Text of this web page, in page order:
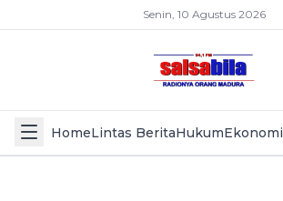
Senin, 10 Agustus 2026
HomeLintas BeritaHukumEkonomi